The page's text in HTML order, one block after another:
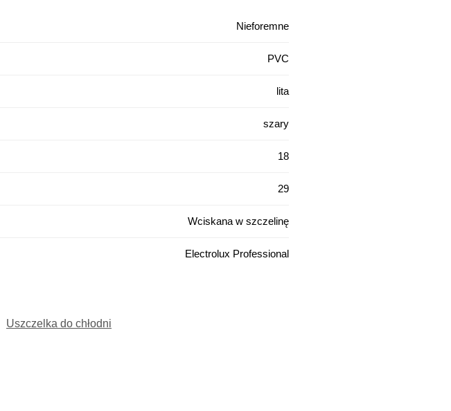
Nieforemne
PVC
lita
szary
18
29
Wciskana w szczelinę
Electrolux Professional
Uszczelka do chłodni